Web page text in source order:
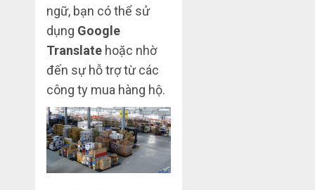
ngữ, bạn có thể sử
dụng Google
Translate hoặc nhờ
đến sự hỗ trợ từ các
công ty mua hàng hộ.